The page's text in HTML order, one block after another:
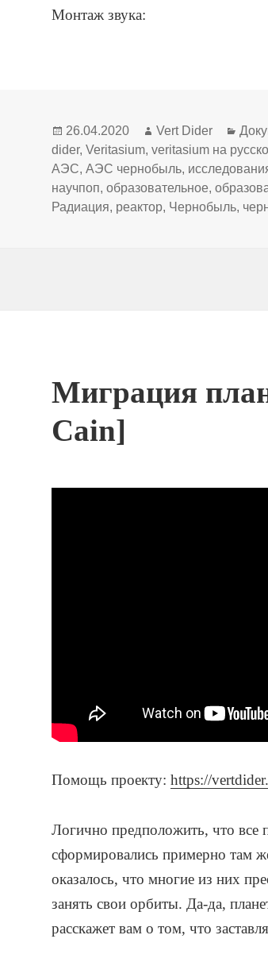
Монтаж звука:
Опубликовано
26.04.2020 Автор
Vert Dider
dider,Veritasium,veritasium на
АЭС,АЭС чернобыль,
научпоп,образовательное,
Радиация, реактор, Чернобыль,
Миграция
Cain]
Помощь проекту:https://
Логично предположить, что все
сформировались примерно там
оказалось, что многие из них
занять свои орбиты. Да-да,
расскажет вам о том, что